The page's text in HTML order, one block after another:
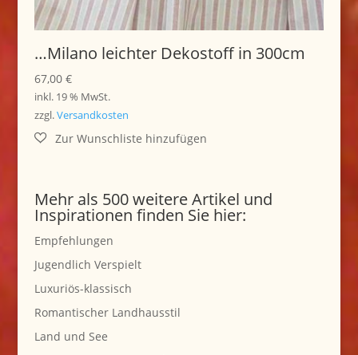
…Milano leichter Dekostoff in 300cm
67,00 €
inkl. 19 % MwSt.
zzgl.Versandkosten
Mehr als 500 weitere Artikel und
Inspirationen finden Sie hier:
Empfehlungen
Jugendlich Verspielt
Luxuriös-klassisch
Romantischer Landhausstil
Land und See